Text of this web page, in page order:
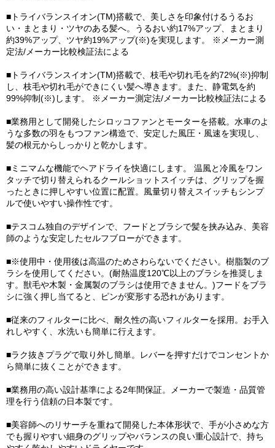
■トライバランスイオン(TM)搭載で、美しさを印象付けるうるお
い・まとまり・ツヤのある髪へ。うるおい約17%アップ、まとまり
約39%アップ、ツヤ約19%アップ(※)を実現します。 ※メーカー測
定法/メーカー比較検証法による
■トライバランスイオン(TM)搭載で、枝毛や切れ毛を約72%(※)抑制
し、枝毛や切れ毛ができにくい髪へ導きます。また、静電気を約
99%抑制(※)します。 ※メーカー測定法/メーカー比較検証法による
■業務用として開発したシロッコファンとモーターを搭載。水車のよ
うな多数の羽をもつファン構造で、安定した風圧・風速を実現し、
髪の根元からしっかりと乾かします。
■ミニマムな機能でヘアドライを快適にします。 温風と冷風をワン
タッチで切り替えられるクールショットスイッチは、グリップを握
ったときに押しやすい位置に配置。風量切り替えスイッチもシンプ
ルで使いやすい操作性です。
■テスコム独自のデザインで、フードとブラシで髪を挟み込み、美容
師のような安定したセルフブローができます。
■※使用中・使用後は高温のためさわらないでください。樹脂製のブ
ラシを使用してください。(耐熱温度120℃以上のブラシを推奨しま
す。獣毛や木製・金属製のブラシは使用できません。)フードをブラ
シに強く押し当てると、ピンが変形する恐れがあります。
■従来のフィルターに比べ、耐久性の高いフィルターを採用。お手入
れしやすく、水洗いも簡単に行えます。
■ラク抜きプラグで取り外し簡単。レバーを押すだけでコンセントか
ら簡単に抜くことができます。
■業務用の高い設計基準による2年間保証。メーカーで製造・品質管
理を行う信頼の日本製です。
■美容師へのリサーチを重ねて開発した本体形状で、手が小さめな方
でも握りやすい細身のグリップやバランスの良い重心設計で、持ち